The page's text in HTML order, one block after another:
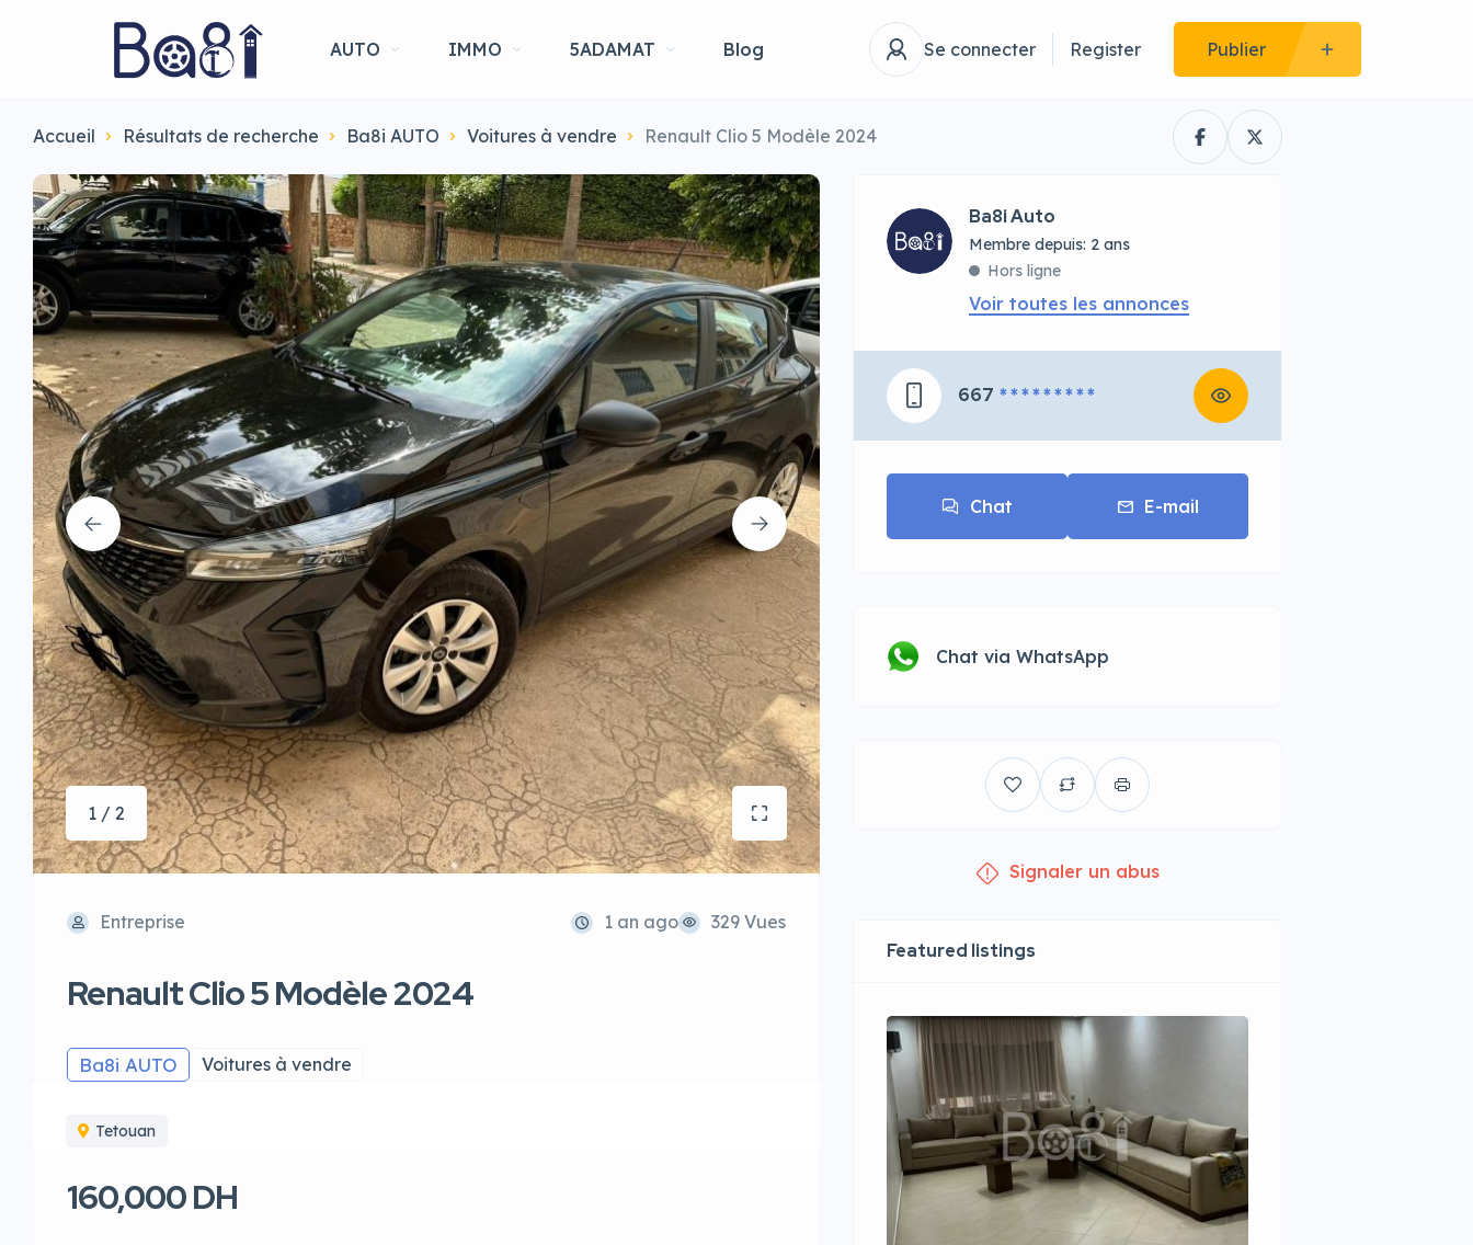
AUTO IMMO 5ADAMAT Blog Se connecter Register Publier
Accueil Résultats de recherche Ba8i AUTO Voitures à vendre Renault Clio 5 Modèle 2024
1 / 2
Entreprise 1 an ago 329 Vues
Renault Clio 5 Modèle 2024
Ba8i AUTO Voitures à vendre
Tetouan
160,000 DH
Ba8i Auto
Membre depuis: 2 ans
Hors ligne
Voir toutes les annonces
667 * * * * * * * * *
Chat E-mail
Chat via WhatsApp
Signaler un abus
Featured listings